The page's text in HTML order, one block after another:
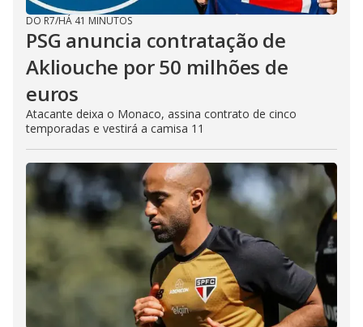
DO R7/HÁ 41 MINUTOS
PSG anuncia contratação de
Akliouche por 50 milhões de
euros
Atacante deixa o Monaco, assina contrato de cinco
temporadas e vestirá a camisa 11